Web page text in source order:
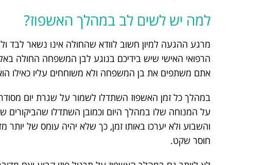
למה יש לשים לב במהלך האשפוז?
מרגע ההגעה למיון חשוב לוודא שהחולה אינו נשאר לבד
הרפואי האישי שיש בידיכם בנוגע לבן המשפחה החולה
אתם משתפים את בן המשפחה ולא משוחחים עליו כאילו
במהלך כל זמן האשפוז השתדלו לשמור על שגרת יום
על המנוחה שלו במהלך היום וכמובן השתדלו שהביקורים
והשבוע ולא יערכו באותו זמן, כך שלא יהיה עומס של יותר
חוסר שקט.